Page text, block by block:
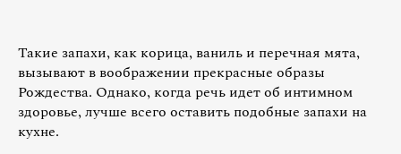
Такие запахи, как корица, ваниль и перечная мята,
вызывают в воображении прекрасные образы
Рождества. Однако, когда речь идет об интимном
здоровье, лучше всего оставить подобные запахи на
кухне.